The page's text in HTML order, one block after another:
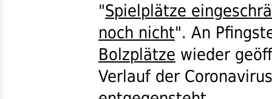
"Spielplätze
noch nicht". An
Bolzplätze wieder
Verlauf der